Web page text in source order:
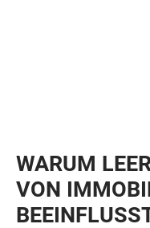
WARUM
VON